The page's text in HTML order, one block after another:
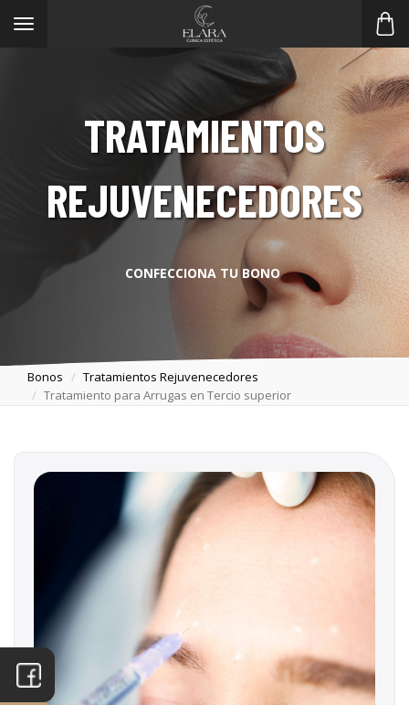
Toggle
TRATAMIENTOS
REJUVENECEDORES
CONFECCIONA TU BONO
Bonos
Tratamientos Rejuvenecedores
Tratamiento para Arrugas en Tercio superior